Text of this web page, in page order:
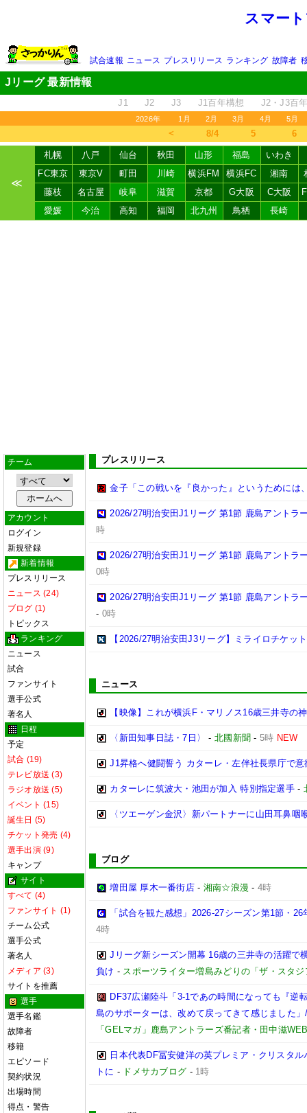
スマー
試合速報 ニュース プレスリリース ランキング 故障者
Jリーグ 最新情報
J1 J2 J3 J1百年構想 J2・J3百
2026年 1月 2月 3月 4月 5月
＜ 8/4 5 6
≪
札幌 八戸 仙台 秋田 山形 福島
いわき
FC東京
東京V 町田 川崎 横浜FM 横浜FC 湘南
藤枝
名古屋 岐阜 滋賀 京都 G大阪 C大阪
愛媛
今治 高知 福岡 北九州 鳥栖 長崎
チーム
アカウント
ログイン
新規登録
新着情報
プレスリリース
ニュース (24)
ブログ (1)
トピックス
ランキング
ニュース
試合
ファンサイト
選手公式
著名人
日程
予定
試合 (19)
テレビ放送 (3)
ラジオ放送 (5)
イベント (15)
誕生日 (5)
チケット発売 (4)
選手出演 (9)
キャンプ
サイト
すべて (4)
ファンサイト (1)
チーム公式
選手公式
著名人
メディア (3)
サイトを推薦
選手
選手名鑑
故障者
移籍
エピソード
契約状況
出場時間
得点・警告
プレスリリース
金子「この戦いを『良かった』というためには
2026/27明治安田J1リーグ 第1節 鹿島アントラ
時
2026/27明治安田J1リーグ 第1節 鹿島アントラ
0時
2026/27明治安田J1リーグ 第1節 鹿島アントラ
- 0時
【2026/27明治安田J3リーグ】ミライロチケッ
ニュース
【映像】これが横浜F・マリノス16歳三井寺の
〈新田知事日誌・7日〉 -北國新聞 - 5時 NEW
J1昇格へ健闘誓う カターレ・左伴社長県庁で意
カターレに筑波大・池田が加入 特別指定選手-
〈ツエーゲン金沢〉新パートナーに山田耳鼻咽
ブログ
増田屋 厚木一番街店- 湘南☆浪漫 - 4時
「試合を観た感想」2026-27シーズン第1節・
4時
Jリーグ新シーズン開幕 16歳の三井寺の活躍で
負け - スポーツライター増島みどりの「ザ・スタジ
DF37広瀬陸斗「3-1であの時間になっても『逆
島のサポーターは、改めて戻ってきて感じました
「GELマガ」鹿島アントラーズ番記者・田中滋
日本代表DF冨安健洋の英プレミア・クリスタ
トに - ドメサカブログ - 1時